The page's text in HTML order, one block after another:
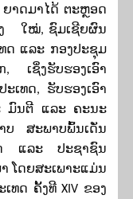
າດມາໄດ້ ຕະຫຼອດ
ງ ໃໝ່, ຊົມເຊີຍຜົນ
ດ ແລະ ກອງປະຊຸມ
ເຊິ່ງຮັບຮອງເອົາ
ເທດ, ຮັບຮອງເອົາ
ມົນຕີ ແລະ ຄະນະ
ບ ສະພາບພົ້ນເດັ່ນ
ແລະ ປະຊາຊົນ
ໂດຍສະເພາະແມ່ນ
ທດ ຄັ້ງທີ XIV ຂອງ